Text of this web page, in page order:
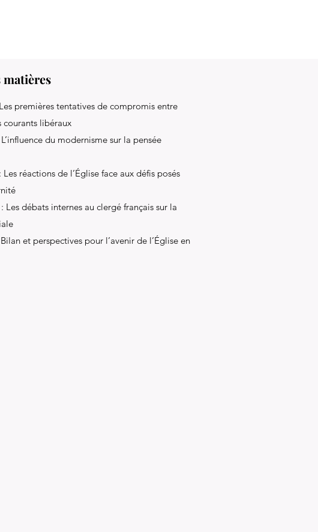
matières
premières tentatives de compromis entre
courants libéraux
du modernisme sur la pensée
réactions de l’Église face aux défis posés
Les débats internes au clergé français sur la
et perspectives pour l’avenir de l’Église en